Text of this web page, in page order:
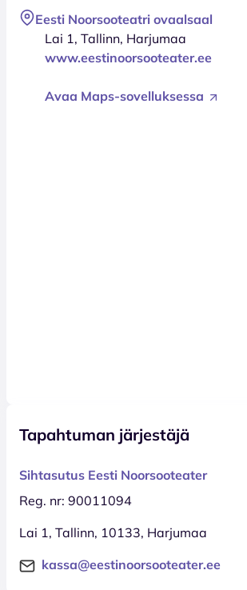
Eesti Noorsooteatri ovaalsaal
Lai 1, Tallinn, Harjumaa
www.eestinoorsooteater.ee
Avaa Maps-sovelluksessa
Tapahtuman järjestäjä
Sihtasutus Eesti Noorsooteater
Reg. nr: 90011094
Lai 1, Tallinn, 10133, Harjumaa
kassa@eestinoorsooteater.ee